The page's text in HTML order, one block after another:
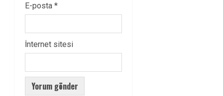
E-posta *
İnternet sitesi